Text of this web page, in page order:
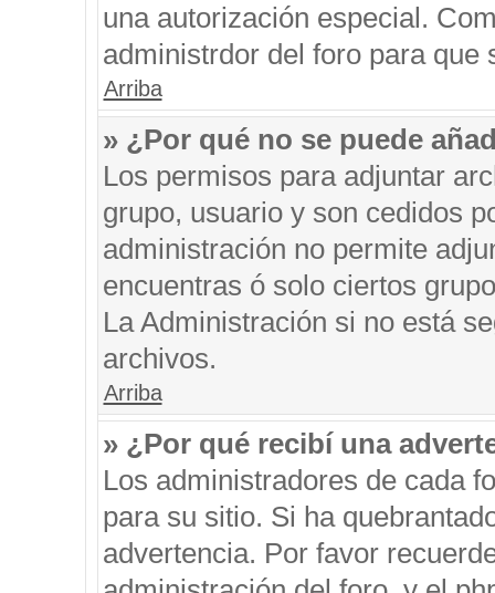
una autorización especial.
administrdor del foro para que
Arriba
» ¿Por qué no se puede
Los permisos para adjuntar
grupo, usuario y son cedidos
administración no permite
encuentras ó solo ciertos
La Administración si no está
archivos.
Arriba
» ¿Por qué recibí una
Los administradores de cada
para su sitio. Si ha
advertencia. Por favor